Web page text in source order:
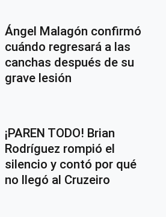
Ángel Malagón confirmó
cuándo regresará a las
canchas después de su
grave lesión
¡PAREN TODO! Brian
Rodríguez rompió el
silencio y contó por qué
no llegó al Cruzeiro